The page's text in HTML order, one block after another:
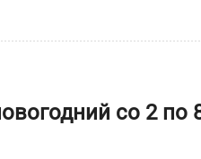
со 2 по